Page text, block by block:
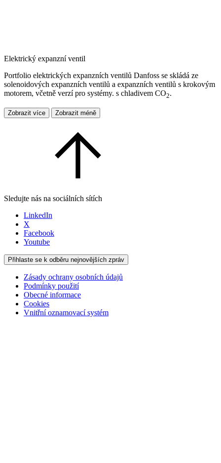
Elektrický expanzní ventil
Portfolio elektrických expanzních ventilů Danfoss se skládá ze
solenoidových expanzních ventilů a expanzních ventilů s krokovým
motorem, včetně verzí pro systémy. s chladivem CO2.
Zobrazit více Zobrazit méně
Sledujte nás na sociálních sítích
LinkedIn
X
Facebook
Youtube
Přihlaste se k odběru nejnovějších zpráv
Zásady ochrany osobních údajů
Podmínky použití
Obecné informace
Cookies
Vnitřní oznamovací systém